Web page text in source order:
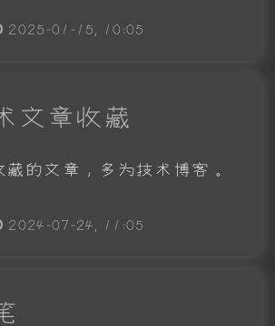
2025-01-15, 10:05
文章收藏
的文章，多为技术博客。
2024-07-24, 11:05